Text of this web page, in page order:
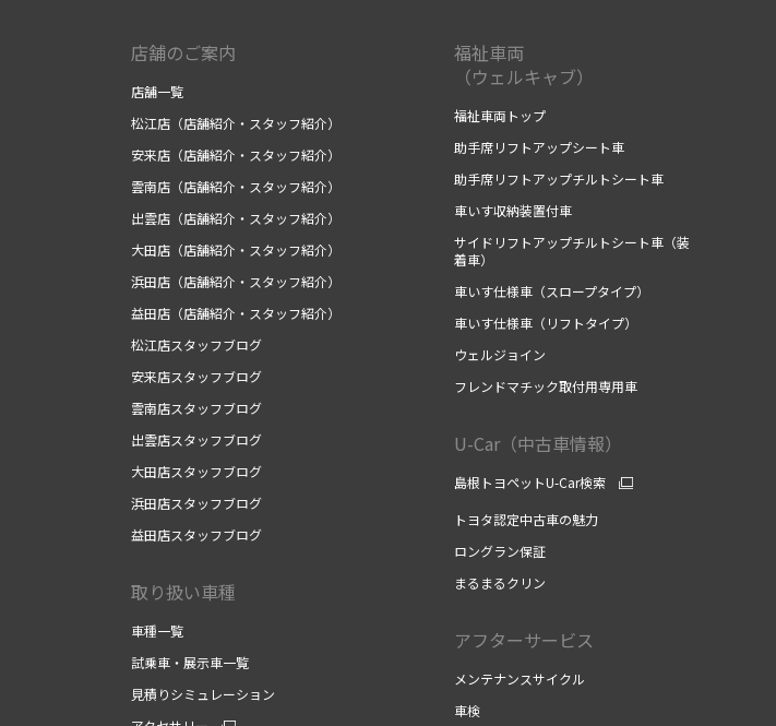
店舗のご案内
店舗一覧
松江店（店舗紹介・スタッフ紹介）
安来店（店舗紹介・スタッフ紹介）
雲南店（店舗紹介・スタッフ紹介）
出雲店（店舗紹介・スタッフ紹介）
大田店（店舗紹介・スタッフ紹介）
浜田店（店舗紹介・スタッフ紹介）
益田店（店舗紹介・スタッフ紹介）
松江店スタッフブログ
安来店スタッフブログ
雲南店スタッフブログ
出雲店スタッフブログ
大田店スタッフブログ
浜田店スタッフブログ
益田店スタッフブログ
取り扱い車種
車種一覧
試乗車・展示車一覧
見積りシミュレーション
福祉車両
（ウェルキャブ）
福祉車両トップ
助手席リフトアップシート車
助手席リフトアップチルトシート車
車いす収納装置付車
サイドリフトアップチルトシート車（装
着車）
車いす仕様車（スロープタイプ）
車いす仕様車（リフトタイプ）
ウェルジョイン
フレンドマチック取付用専用車
U-Car（中古車情報）
島根トヨペットU-Car検索
トヨタ認定中古車の魅力
ロングラン保証
まるまるクリン
アフターサービス
メンテナンスサイクル
車検